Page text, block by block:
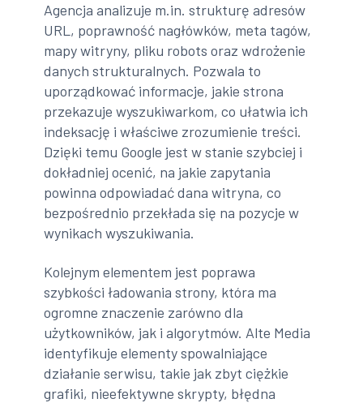
Agencja analizuje m.in. strukturę adresów
URL, poprawność nagłówków, meta tagów,
mapy witryny, pliku robots oraz wdrożenie
danych strukturalnych. Pozwala to
uporządkować informacje, jakie strona
przekazuje wyszukiwarkom, co ułatwia ich
indeksację i właściwe zrozumienie treści.
Dzięki temu Google jest w stanie szybciej i
dokładniej ocenić, na jakie zapytania
powinna odpowiadać dana witryna, co
bezpośrednio przekłada się na pozycje w
wynikach wyszukiwania.
Kolejnym elementem jest poprawa
szybkości ładowania strony, która ma
ogromne znaczenie zarówno dla
użytkowników, jak i algorytmów. Alte Media
identyfikuje elementy spowalniające
działanie serwisu, takie jak zbyt ciężkie
grafiki, nieefektywne skrypty, błędna